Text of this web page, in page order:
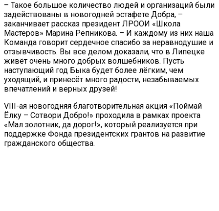
– Такое большое количество людей и организаций были
задействованы в новогодней эстафете Добра, –
заканчивает рассказ президент ЛРООИ «Школа
Мастеров» Марина Репникова. – И каждому из них наша
Команда говорит сердечное спасибо за неравнодушие и
отзывчивость. Вы все делом доказали, что в Липецке
живёт очень много добрых волшебников. Пусть
наступающий год Быка будет более лёгким, чем
уходящий, и принесёт много радости, незабываемых
впечатлений и верных друзей!
VIII-ая новогодняя благотворительная акция «Поймай
Ёлку – Сотвори Добро!» проходила в рамках проекта
«Мал золотник, да дорог!», который реализуется при
поддержке Фонда президентских грантов на развитие
гражданского общества.